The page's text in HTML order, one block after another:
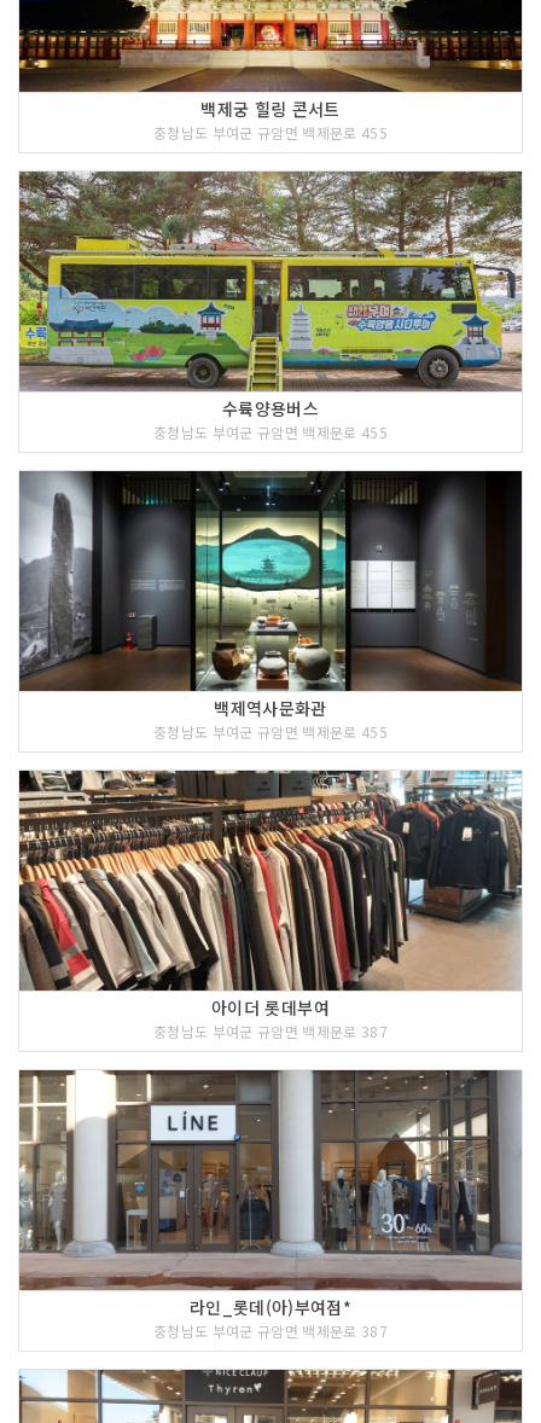
백제궁 힐링 콘서트
충청남도 부여군 규암면 백제문로 455
수륙양용버스
충청남도 부여군 규암면 백제문로 455
백제역사문화관
충청남도 부여군 규암면 백제문로 455
아이더 롯데부여
충청남도 부여군 규암면 백제문로 387
라인_롯데(아)부여점*
충청남도 부여군 규암면 백제문로 387